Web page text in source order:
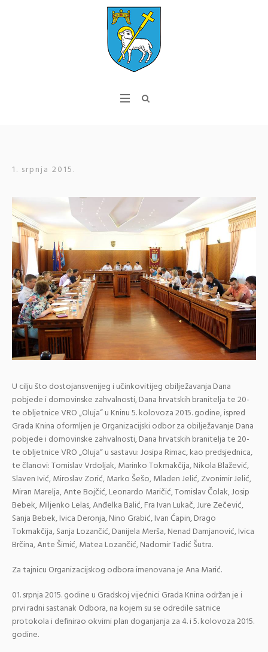
1. srpnja 2015.
U cilju što dostojansvenijeg i učinkovitijeg obilježavanja Dana
pobjede i domovinske zahvalnosti, Dana hrvatskih branitelja te 20-
te obljetnice VRO „Oluja“ u Kninu 5. kolovoza 2015. godine, ispred
Grada Knina oformljen je Organizacijski odbor za obilježavanje Dana
pobjede i domovinske zahvalnosti, Dana hrvatskih branitelja te 20-
te obljetnice VRO „Oluja“ u sastavu: Josipa Rimac, kao predsjednica,
te članovi: Tomislav Vrdoljak, Marinko Tokmakčija, Nikola Blažević,
Slaven Ivić, Miroslav Zorić, Marko Šešo, Mladen Jelić, Zvonimir Jelić,
Miran Marelja, Ante Bojčić, Leonardo Maričić, Tomislav Čolak, Josip
Bebek, Miljenko Lelas, Anđelka Balić, Fra Ivan Lukač, Jure Zečević,
Sanja Bebek, Ivica Deronja, Nino Grabić, Ivan Ćapin, Drago
Tokmakčija, Sanja Lozančić, Danijela Merša, Nenad Damjanović, Ivica
Brčina, Ante Šimić, Matea Lozančić, Nadomir Tadić Šutra.
Za tajnicu Organizacijskog odbora imenovana je Ana Marić.
01. srpnja 2015. godine u Gradskoj vijećnici Grada Knina održan je i
prvi radni sastanak Odbora, na kojem su se odredile satnice
protokola i definirao okvirni plan doganjanja za 4. i 5. kolovoza 2015.
godine.